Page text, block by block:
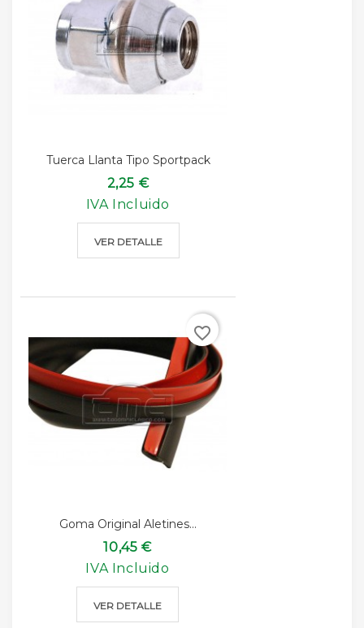
Tuerca Llanta Tipo Sportpack
2,25 €
IVA Incluido
VER DETALLE
Goma Original Aletines...
10,45 €
IVA Incluido
VER DETALLE
favorite_border